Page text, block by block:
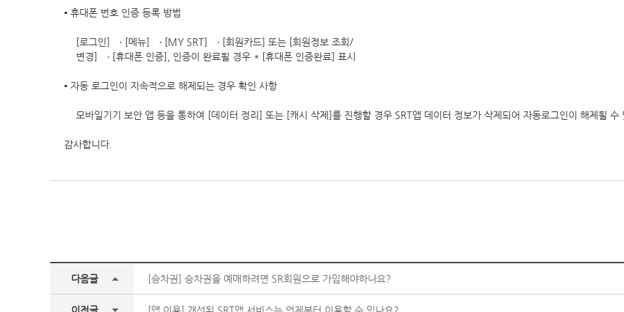
▪ 휴대폰 번호 인증 등록 방법
[로그인] → [메뉴] → [MY SRT] → [회원카드] 또는 [회원정보 조회/
변경] → [휴대폰 인증], 인증이 완료될 경우 * [휴대폰 인증완료] 표시
▪ 자동 로그인이 지속적으로 해제되는 경우 확인 사항
모바일기기 보안 앱 등을 통하여 [데이터 정리] 또는 [캐시 삭제]를 진행할 경우 SRT앱 데이터 정보가 삭제되어 자동로그인이 해제될 수
감사합니다.
다음글 [승차권] 승차권을 예매하려면 SR회원으로 가입해야하나요?